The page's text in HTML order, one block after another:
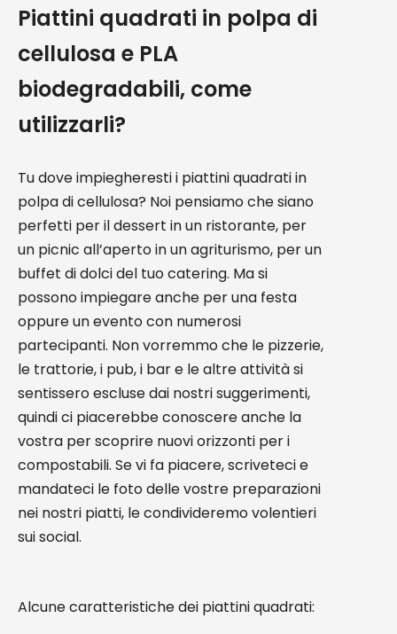
Piattini quadrati in polpa di
cellulosa e PLA
biodegradabili, come
utilizzarli?
Tu dove impiegheresti i piattini quadrati in
polpa di cellulosa? Noi pensiamo che siano
perfetti per il dessert in un ristorante, per
un picnic all’aperto in un agriturismo, per un
buffet di dolci del tuo catering. Ma si
possono impiegare anche per una festa
oppure un evento con numerosi
partecipanti. Non vorremmo che le pizzerie,
le trattorie, i pub, i bar e le altre attività si
sentissero escluse dai nostri suggerimenti,
quindi ci piacerebbe conoscere anche la
vostra per scoprire nuovi orizzonti per i
compostabili. Se vi fa piacere, scriveteci e
mandateci le foto delle vostre preparazioni
nei nostri piatti, le condivideremo volentieri
sui social.
Alcune caratteristiche dei piattini quadrati: